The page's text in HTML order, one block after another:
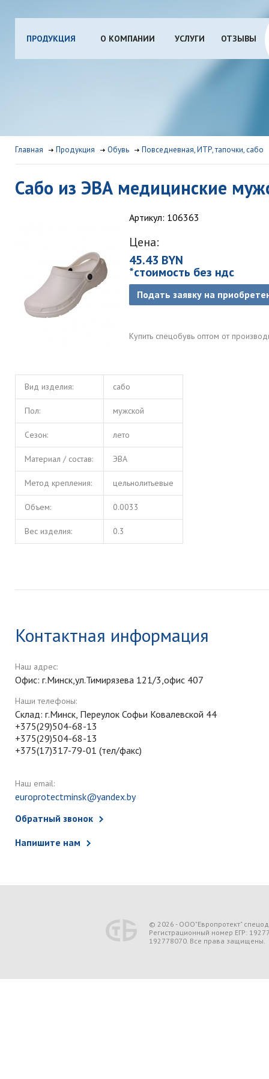
ПРОДУКЦИЯ О КОМПАНИИ УСЛУГИ ОТЗЫВЫ
Главная Продукция Обувь Повседневная, ИТР, тапочки, сабо
Сабо из ЭВА медицинские
Артикул: 106363
Цена:
45.43 BYN
*стоимость без ндс
Подать заявку на
Купить спецобувь оптом от
Вид изделия: сабо
Пол: мужской
Сезон: лето
Материал / состав: ЭВА
Метод крепления: цельнолитьевые
Объем: 0.0033
Вес изделия: 0.3
Контактная информация
Наш адрес:
Офис: г.Минск,ул.Тимирязева 121/3,офис 407
Наши телефоны:
Склад: г.Минск, Переулок Софьи Ковалевской 44
+375(29)504-68-13
+375(29)504-68-13
+375(17)317-79-01 (тел/факс)
Наш email:
europrotectminsk@yandex.by
Обратный звонок
Напишите нам
© 2026 - ООО"Европротект"
Регистрационный номер ЕГР:
192778070. Все права защищены.